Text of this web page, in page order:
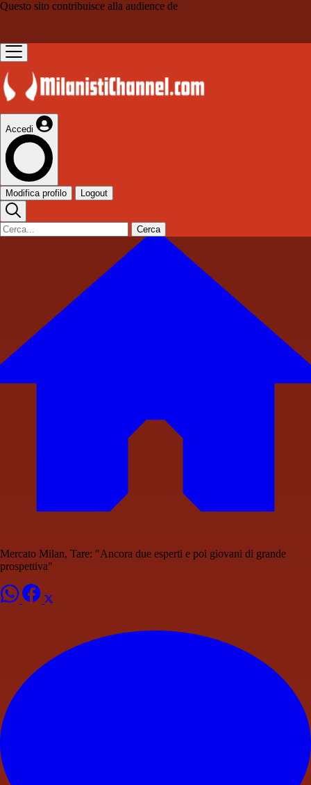
Questo sito contribuisce alla audience de
Accedi
Modifica profilo Logout
Cerca
Mercato Milan, Tare: "Ancora due esperti e poi giovani di grande
prospettiva"